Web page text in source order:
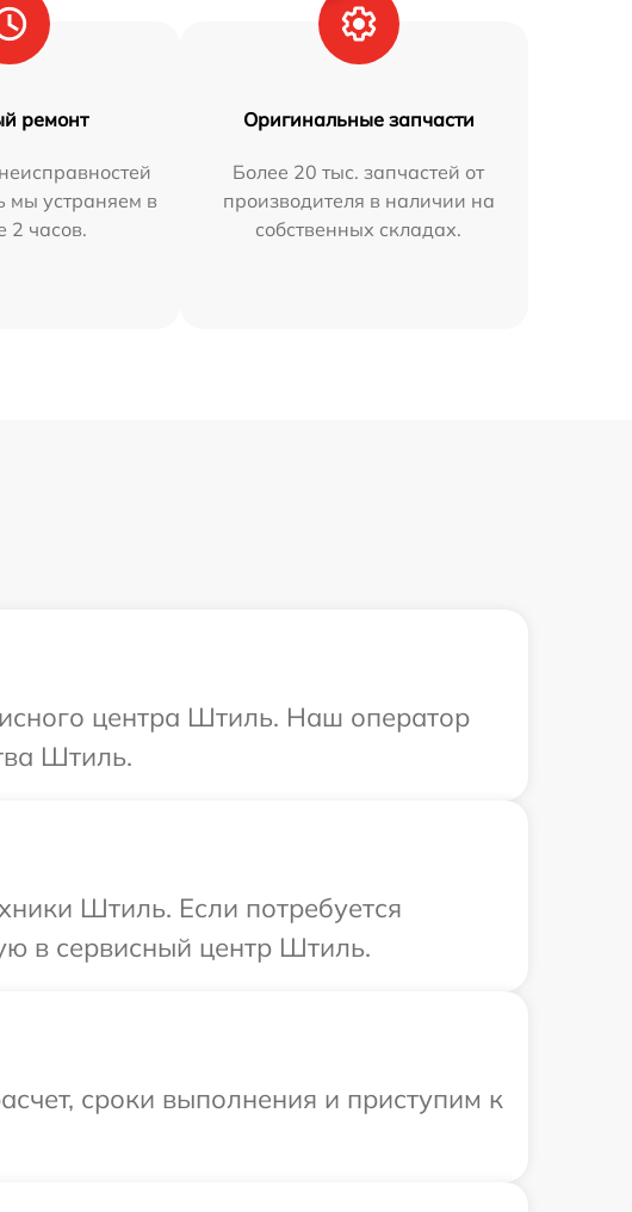
ремонт
мы устраняем в
2 часов.
Оригинальные запчасти
Более 20 тыс. запчастей от
производителя в наличии на
собственных складах.
центра Штиль. Наш оператор
Штиль.
Штиль. Если потребуется
в сервисный центр Штиль.
сроки выполнения и приступим к